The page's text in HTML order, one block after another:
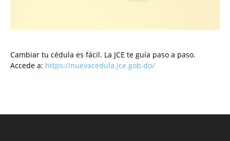
Cambiar tu cédula es fácil. La JCE te guía paso a paso.
Accede a: https://nuevacedula.jce.gob.do/